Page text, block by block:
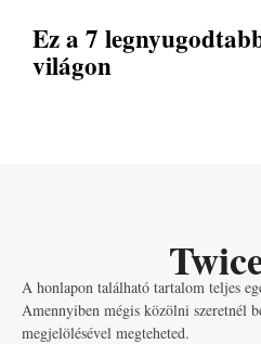
Ez a 7
világon
A honlapon található tartalom teljes
Amennyiben mégis közölni szeretnél
megjelölésével megteheted.